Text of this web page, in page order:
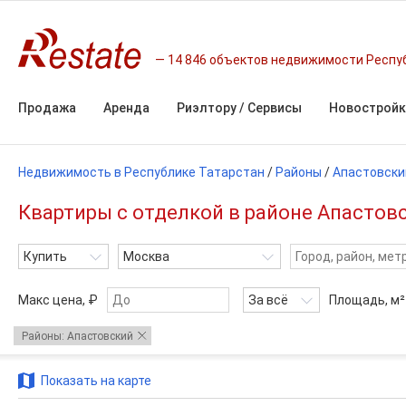
14 846 объектов недвижимости
Продажа Аренда Риэлтору / Сервисы
Недвижимость в Республике Татарстан / Районы /
Квартиры с отделкой в районе
Купить Москва
Макс цена, ₽ За всё Площадь, м²
Районы: Апастовский
Показать на карте